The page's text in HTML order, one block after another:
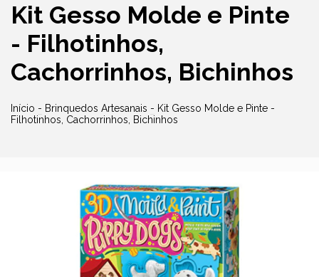
Kit Gesso Molde e Pinte
- Filhotinhos,
Cachorrinhos, Bichinhos
Início - Brinquedos Artesanais - Kit Gesso Molde e Pinte -
Filhotinhos, Cachorrinhos, Bichinhos